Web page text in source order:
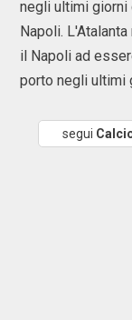
negli ultimi giorni
Napoli.
il Napoli ad
porto negli ultimi
segui